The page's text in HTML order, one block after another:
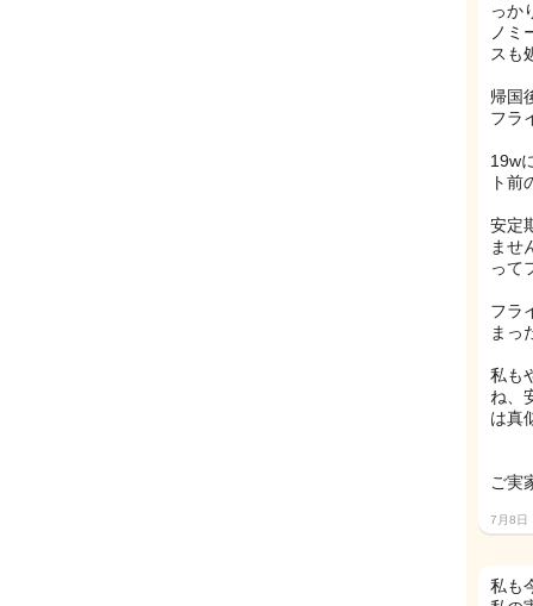
っか
ノミ
スも
帰国
フラ
19w
ト前
安定
ませ
って
フラ
まっ
私も
ね、
は真
ご実
7月8日
私も